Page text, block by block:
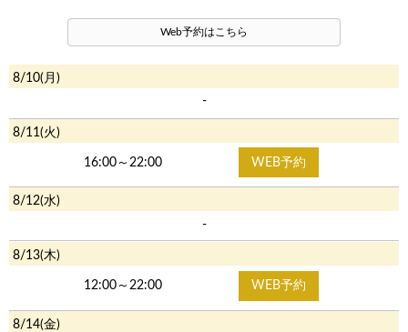
Web予約はこちら
8/10(月)
-
8/11(火)
16:00～22:00 WEB予約
8/12(水)
-
8/13(木)
12:00～22:00 WEB予約
8/14(金)